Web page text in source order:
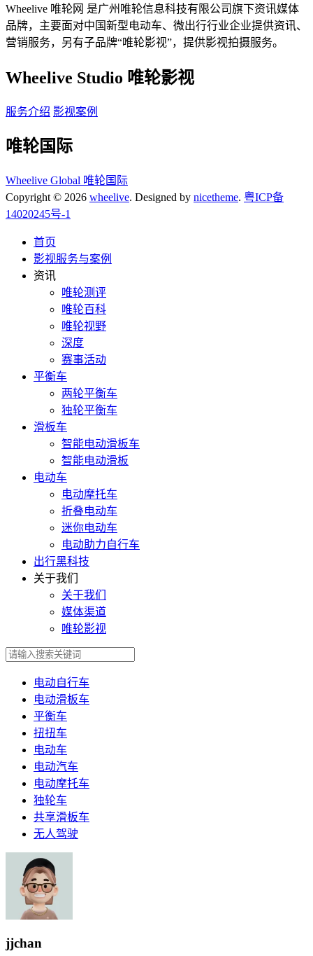
Wheelive 唯轮网 是广州唯轮信息科技有限公司旗下资讯媒体
品牌，主要面对中国新型电动车、微出行行业企业提供资讯、
营销服务，另有子品牌“唯轮影视”，提供影视拍摄服务。
Wheelive Studio 唯轮影视
服务介绍 影视案例
唯轮国际
Wheelive Global 唯轮国际
Copyright © 2026 wheelive. Designed by nicetheme. 粤ICP备
14020245号-1
首页
影视服务与案例
资讯
唯轮测评
唯轮百科
唯轮视野
深度
赛事活动
平衡车
两轮平衡车
独轮平衡车
滑板车
智能电动滑板车
智能电动滑板
电动车
电动摩托车
折叠电动车
迷你电动车
电动助力自行车
出行黑科技
关于我们
关于我们
媒体渠道
唯轮影视
电动自行车
电动滑板车
平衡车
扭扭车
电动车
电动汽车
电动摩托车
独轮车
共享滑板车
无人驾驶
jjchan